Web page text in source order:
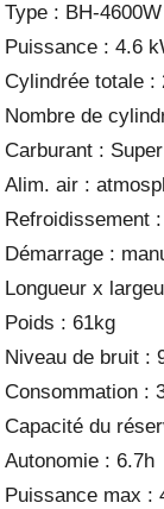
Type : BH-4600W
Puissance : 4.6
Cylindrée totale :
Nombre de
Carburant :
Alim. air :
Refroidissement
Démarrage :
Longueur x
Poids : 61kg
Niveau de bruit :
Consommation :
Capacité du
Autonomie : 6.7h
Puissance max :